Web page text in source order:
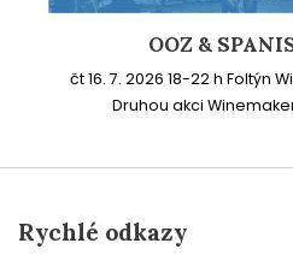
OOZ &
čt 16. 7. 2026 18-22 h Foltýn
Druhou akci
Rychlé odkazy